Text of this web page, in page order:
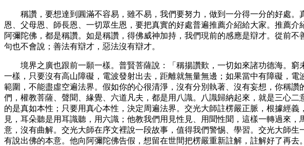
稱讚，要想達到圓滿不容易，雖不易，我們要努力，做到一分得一分的好處
恩、父母恩、師長恩、一切眾生恩，要把真實的好處普遍推薦介紹給大家。推薦
阿彌陀佛，都是稱讚。如是稱讚，得佛威神加持，我們現前的感應是辯才。從前
句也不會說；善法有辯才，惡法沒有辯才。
境界之廣也跟前一願一樣。普賢菩薩說：「稱揚讚歎，一切如來諸功德海。
一樣，只要沒有高山障礙，電波發射出去，距離就無量無邊；如果當中有障礙，
範圍，不能盡虛空遍法界。假如你的心很清淨，沒有分別執著、沒有妄想，你稱
們，權教菩薩、聲聞、緣覺、六道凡夫，都是用八識。八識歸納起來，就是三心
的是真如本性；只要用真心本性，決定周遍法界。交光大師註楞嚴正脈，根據經
見，耳朵聽是用耳識聽，用六識；他教我們用見性見、用聞性聞，這樣一轉過來
意，沒有曲解。交光大師在序文裡說一段故事，值得我們警惕、學習。交光大師
有說出佛的本意。他向阿彌陀佛告假，想留在世間把楞嚴重新註解，註解好了再